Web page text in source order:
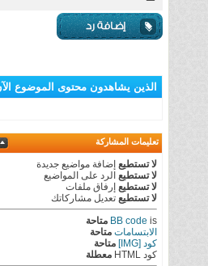
الذين يشاهدون محتوى الموضوع
تعليمات المشاركة
لا تستطيع إضافة مواضيع جديدة
لا تستطيع الرد على المواضيع
لا تستطيع إرفاق ملفات
لا تستطيع تعديل مشاركاتك
BB code is
متاحة
الابتسامات متاحة
كود [IMG]
متاحة
كود HTML
معطلة